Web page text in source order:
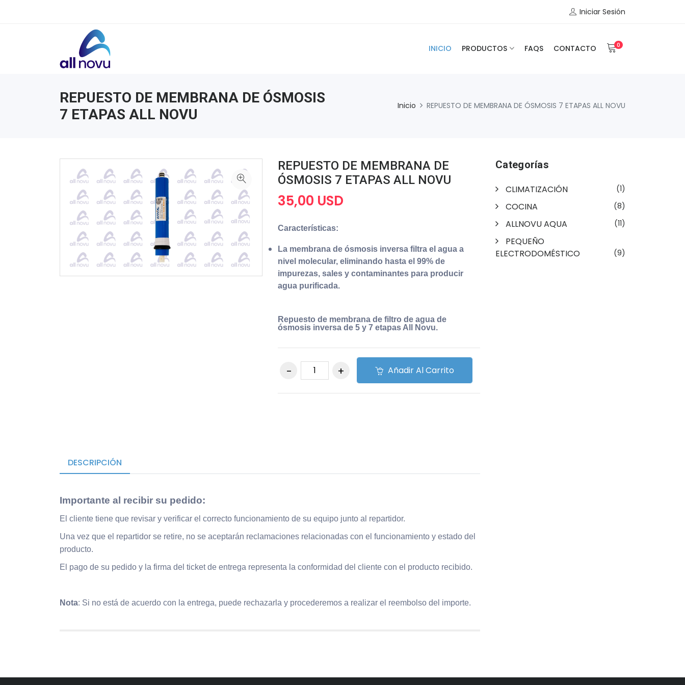
Iniciar Sesión
INICIO PRODUCTOS FAQS CONTACTO 0
REPUESTO DE MEMBRANA DE ÓSMOSIS
7 ETAPAS ALL NOVU
Inicio REPUESTO DE MEMBRANA DE ÓSMOSIS 7 ETAPAS ALL NOVU
REPUESTO DE MEMBRANA DE
ÓSMOSIS 7 ETAPAS ALL NOVU
35,00 USD
Características:
La membrana de ósmosis inversa filtra el agua a
nivel molecular, eliminando hasta el 99% de
impurezas, sales y contaminantes para producir
agua purificada.
Repuesto de membrana de filtro de agua de
ósmosis inversa de 5 y 7 etapas All Novu.
Añadir Al Carrito
DESCRIPCIÓN
Importante al recibir su pedido:
El cliente tiene que revisar y verificar el correcto funcionamiento de su equipo junto al repartidor.
Una vez que el repartidor se retire, no se aceptarán reclamaciones relacionadas con el funcionamiento y estado del
producto.
El pago de su pedido y la firma del ticket de entrega representa la conformidad del cliente con el producto recibido.
Nota: Si no está de acuerdo con la entrega, puede rechazarla y procederemos a realizar el reembolso del importe.
Categorías
CLIMATIZACIÓN (1)
COCINA (8)
ALLNOVU AQUA (11)
PEQUEÑO
ELECTRODOMÉSTICO
(9)